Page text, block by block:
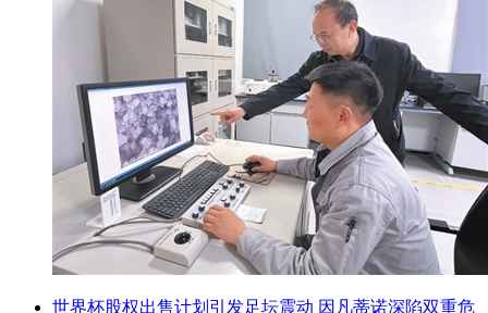
世界杯股权出售计划引发足坛震动 因凡蒂诺深陷双重危